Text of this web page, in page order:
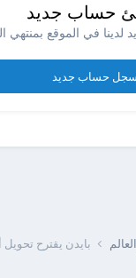
حساب جديد
في الموقع بمنتهي
سجل حساب جديد
بايدن يقترح